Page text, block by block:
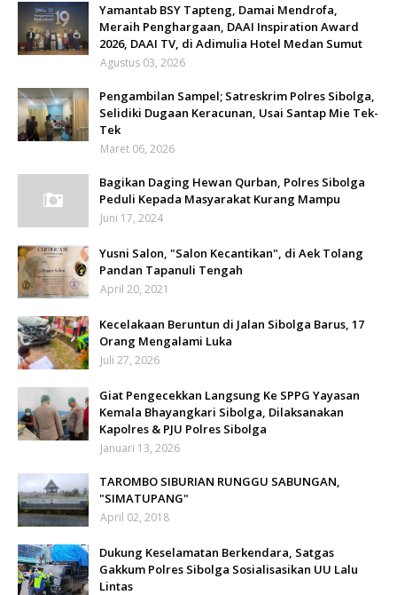
Yamantab BSY Tapteng, Damai Mendrofa,
Meraih Penghargaan, DAAI Inspiration Award
2026, DAAI TV, di Adimulia Hotel Medan Sumut
Agustus 03, 2026
Pengambilan Sampel; Satreskrim Polres Sibolga,
Selidiki Dugaan Keracunan, Usai Santap Mie Tek-
Tek
Maret 06, 2026
Bagikan Daging Hewan Qurban, Polres Sibolga
Peduli Kepada Masyarakat Kurang Mampu
Juni 17, 2024
Yusni Salon, "Salon Kecantikan", di Aek Tolang
Pandan Tapanuli Tengah
April 20, 2021
Kecelakaan Beruntun di Jalan Sibolga Barus, 17
Orang Mengalami Luka
Juli 27, 2026
Giat Pengecekkan Langsung Ke SPPG Yayasan
Kemala Bhayangkari Sibolga, Dilaksanakan
Kapolres & PJU Polres Sibolga
Januari 13, 2026
TAROMBO SIBURIAN RUNGGU SABUNGAN,
"SIMATUPANG"
April 02, 2018
Dukung Keselamatan Berkendara, Satgas
Gakkum Polres Sibolga Sosialisasikan UU Lalu
Lintas